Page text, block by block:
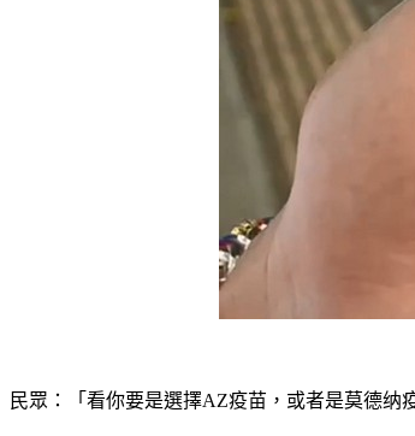
民眾：「看你要是選擇AZ疫苗，或者是莫德纳